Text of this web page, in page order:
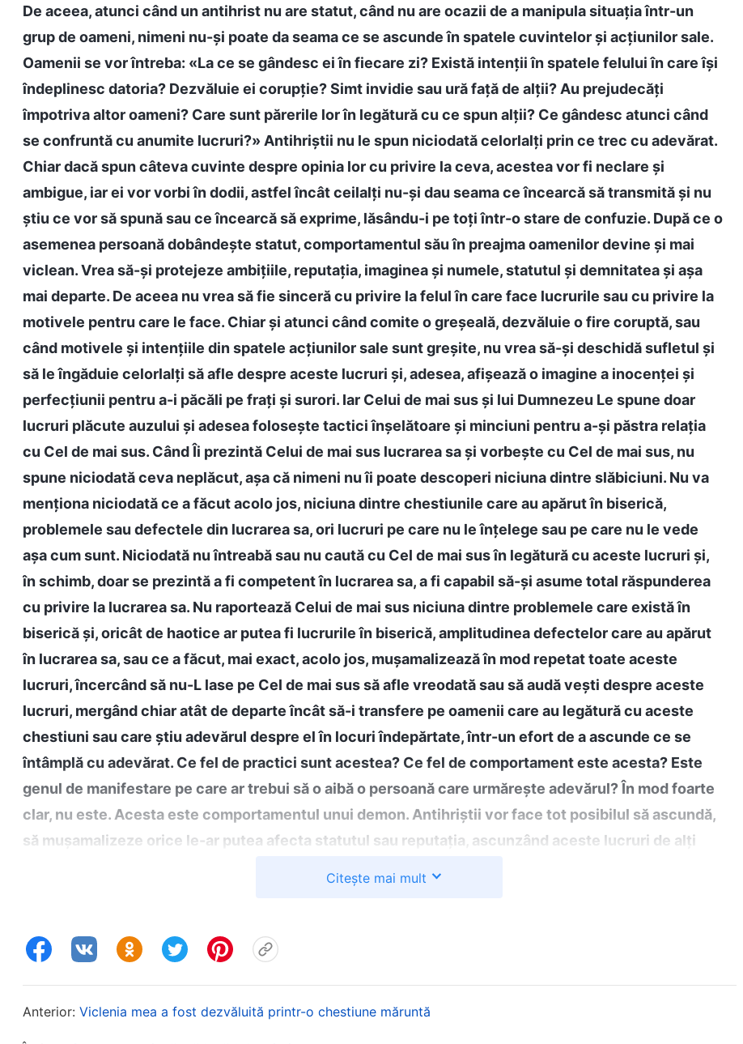
De aceea, atunci când un antihrist nu are statut, când nu are ocazii de a manipula situația într-un
grup de oameni, nimeni nu-și poate da seama ce se ascunde în spatele cuvintelor și acțiunilor sale.
Oamenii se vor întreba: «La ce se gândesc ei în fiecare zi? Există intenții în spatele felului în care își
îndeplinesc datoria? Dezvăluie ei corupție? Simt invidie sau ură față de alții? Au prejudecăți
împotriva altor oameni? Care sunt părerile lor în legătură cu ce spun alții? Ce gândesc atunci când
se confruntă cu anumite lucruri?» Antihriștii nu le spun niciodată celorlalți prin ce trec cu adevărat.
Chiar dacă spun câteva cuvinte despre opinia lor cu privire la ceva, acestea vor fi neclare și
ambigue, iar ei vor vorbi în dodii, astfel încât ceilalți nu-și dau seama ce încearcă să transmită și nu
știu ce vor să spună sau ce încearcă să exprime, lăsându-i pe toți într-o stare de confuzie. După ce o
asemenea persoană dobândește statut, comportamentul său în preajma oamenilor devine și mai
viclean. Vrea să-și protejeze ambițiile, reputația, imaginea și numele, statutul și demnitatea și așa
mai departe. De aceea nu vrea să fie sinceră cu privire la felul în care face lucrurile sau cu privire la
motivele pentru care le face. Chiar și atunci când comite o greșeală, dezvăluie o fire coruptă, sau
când motivele și intențiile din spatele acțiunilor sale sunt greșite, nu vrea să-și deschidă sufletul și
să le îngăduie celorlalți să afle despre aceste lucruri și, adesea, afișează o imagine a inocenței și
perfecțiunii pentru a-i păcăli pe frați și surori. Iar Celui de mai sus și lui Dumnezeu Le spune doar
lucruri plăcute auzului și adesea folosește tactici înșelătoare și minciuni pentru a-și păstra relația
cu Cel de mai sus. Când Îi prezintă Celui de mai sus lucrarea sa și vorbește cu Cel de mai sus, nu
spune niciodată ceva neplăcut, așa că nimeni nu îi poate descoperi niciuna dintre slăbiciuni. Nu va
menționa niciodată ce a făcut acolo jos, niciuna dintre chestiunile care au apărut în biserică,
problemele sau defectele din lucrarea sa, ori lucruri pe care nu le înțelege sau pe care nu le vede
așa cum sunt. Niciodată nu întreabă sau nu caută cu Cel de mai sus în legătură cu aceste lucruri și,
în schimb, doar se prezintă a fi competent în lucrarea sa, a fi capabil să-și asume total răspunderea
cu privire la lucrarea sa. Nu raportează Celui de mai sus niciuna dintre problemele care există în
biserică și, oricât de haotice ar putea fi lucrurile în biserică, amplitudinea defectelor care au apărut
în lucrarea sa, sau ce a făcut, mai exact, acolo jos, mușamalizează în mod repetat toate aceste
lucruri, încercând să nu-L lase pe Cel de mai sus să afle vreodată sau să audă vești despre aceste
lucruri, mergând chiar atât de departe încât să-i transfere pe oamenii care au legătură cu aceste
chestiuni sau care știu adevărul despre el în locuri îndepărtate, într-un efort de a ascunde ce se
întâmplă cu adevărat. Ce fel de practici sunt acestea? Ce fel de comportament este acesta? Este
genul de manifestare pe care ar trebui să o aibă o persoană care urmărește adevărul? În mod foarte
clar, nu este. Acesta este comportamentul unui demon. Antihriștii vor face tot posibilul să ascundă,
să mușamalizeze orice le-ar putea afecta statutul sau reputația, ascunzând aceste lucruri de alți
sau vreo dificultate în îndatoririle lor sau indiferent cât de multe pierderi provoacă în îndatoririle lor, îi
Reflectând asupra mea, eram foarte conștientă de faptul că eficiența lucrării de care eram
Citește mai mult
Anterior: Viclenia mea a fost dezvăluită printr-o chestiune măruntă